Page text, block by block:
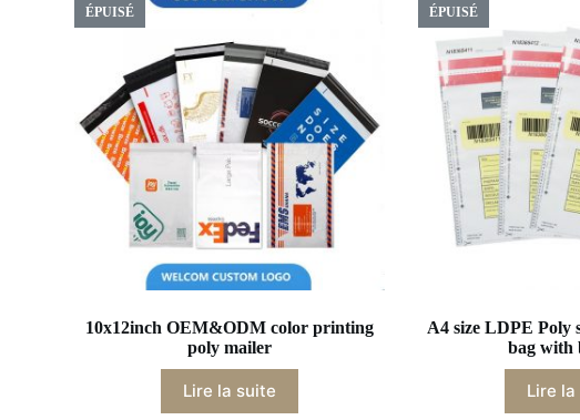
ÉPUISÉ
10x12inch OEM&ODM color printing
poly mailer
Lire la suite
ÉPUISÉ
A4 size LDPE Poly
bag with
Lire